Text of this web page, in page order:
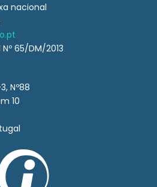
nacional
65/DM/2013
Nº88
10